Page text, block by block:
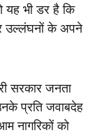
यह भी डर है कि
उल्लंघनों के अपने
सरकार जनता
प्रति जवाबदेह
नागरिकों को